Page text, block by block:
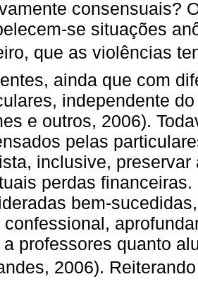
consensuais?
se situações
que as violências
ainda que com
independente
e outros, 2006).
pelas
inclusive,
perdas
bem-
confessional,
professores quanto
2006). Reiterando